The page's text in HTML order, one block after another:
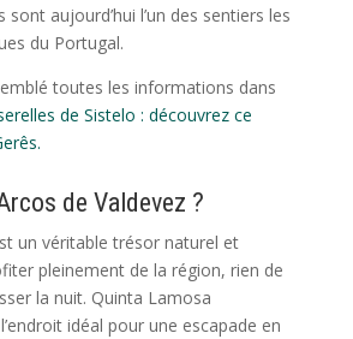
sont aujourd’hui l’un des sentiers les
du Portugal.
toutes les informations dans
de Sistelo : découvrez ce
de Valdevez ?
un véritable trésor naturel et
pleinement de la région, rien de
la nuit. Quinta Lamosa
idéal pour une escapade en